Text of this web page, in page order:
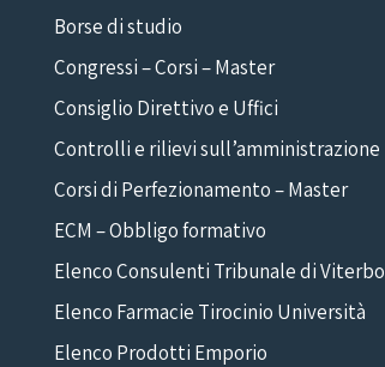
Borse di studio
Congressi – Corsi – Master
Consiglio Direttivo e Uffici
Controlli e rilievi sull’amministrazione
Corsi di Perfezionamento – Master
ECM – Obbligo formativo
Elenco Consulenti Tribunale di Viterbo
Elenco Farmacie Tirocinio Università
Elenco Prodotti Emporio